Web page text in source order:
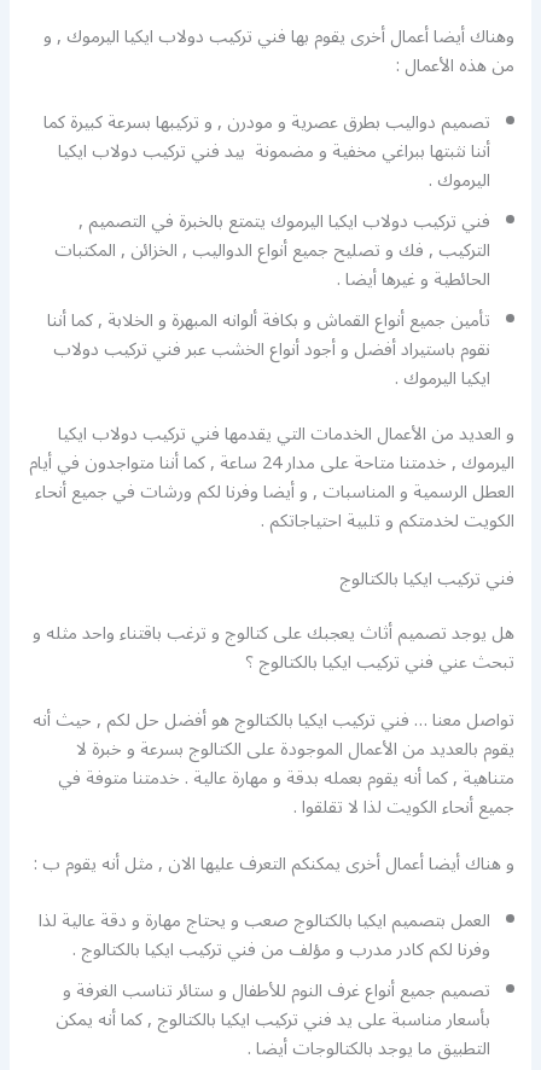
وهناك أيضا أعمال أخرى يقوم بها فني تركيب دولاب ايكيا اليرموك , و
من هذه الأعمال :
تصميم دواليب بطرق عصرية و مودرن , و تركيبها بسرعة كبيرة كما
أننا نثبتها ببراغي مخفية و مضمونة بيد فني تركيب دولاب ايكيا
اليرموك .
فني تركيب دولاب ايكيا اليرموك يتمتع بالخبرة في التصميم ,
التركيب , فك و تصليح جميع أنواع الدواليب , الخزائن , المكتبات
الحائطية و غيرها أيضا .
تأمين جميع أنواع القماش و بكافة ألوانه المبهرة و الخلابة , كما أننا
نقوم باستيراد أفضل و أجود أنواع الخشب عبر فني تركيب دولاب
ايكيا اليرموك .
و العديد من الأعمال الخدمات التي يقدمها فني تركيب دولاب ايكيا
اليرموك , خدمتنا متاحة على مدار 24 ساعة , كما أننا متواجدون في أيام
العطل الرسمية و المناسبات , و أيضا وفرنا لكم ورشات في جميع أنحاء
الكويت لخدمتكم و تلبية احتياجاتكم .
فني تركيب ايكيا بالكتالوج
هل يوجد تصميم أثاث يعجبك على كتالوج و ترغب باقتناء واحد مثله و
تبحث عني فني تركيب ايكيا بالكتالوج ؟
تواصل معنا … فني تركيب ايكيا بالكتالوج هو أفضل حل لكم , حيث أنه
يقوم بالعديد من الأعمال الموجودة على الكتالوج بسرعة و خبرة لا
متناهية , كما أنه يقوم بعمله بدقة و مهارة عالية . خدمتنا متوفة في
جميع أنحاء الكويت لذا لا تقلقوا .
و هناك أيضا أعمال أخرى يمكنكم التعرف عليها الان , مثل أنه يقوم ب :
العمل بتصميم ايكيا بالكتالوج صعب و يحتاج مهارة و دقة عالية لذا
وفرنا لكم كادر مدرب و مؤلف من فني تركيب ايكيا بالكتالوج .
تصميم جميع أنواع غرف النوم للأطفال و ستائر تناسب الغرفة و
بأسعار مناسبة على يد فني تركيب ايكيا بالكتالوج , كما أنه يمكن
التطبيق ما يوجد بالكتالوجات أيضا .